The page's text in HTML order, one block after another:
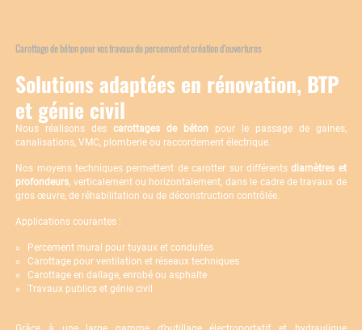
Carottage de béton pour vos travaux de percement et création d’ouvertures
Solutions adaptées en rénovation, BTP
et génie civil
Nous réalisons descarottages de béton pour le passage de gaines,
canalisations, VMC, plomberie ou raccordement électrique.
Nos moyens techniques permettent de carotter sur différentsdiamètres et
profondeurs, verticalement ou horizontalement, dans le cadre de travaux de
gros œuvre, de réhabilitation ou de déconstruction contrôlée.
Applications courantes :
Percement mural pour tuyaux et conduites
Carottage pour ventilation et réseaux techniques
Carottage en dallage, enrobé ou asphalte
Travaux publics et génie civil